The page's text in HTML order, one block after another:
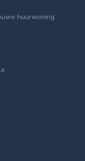
huurwoning